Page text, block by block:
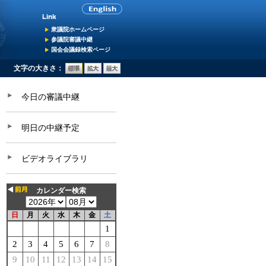
衆議院ホームページ
参議院審議中継
国会会議録検索ページ
文字の大きさ：
今日の審議中継
明日の中継予定
ビデオライブラリ
カレンダー検索
日 月 火 水 木 金 土
1
2
3 4 5 6 7
8
9
10 11 12 13 14
15